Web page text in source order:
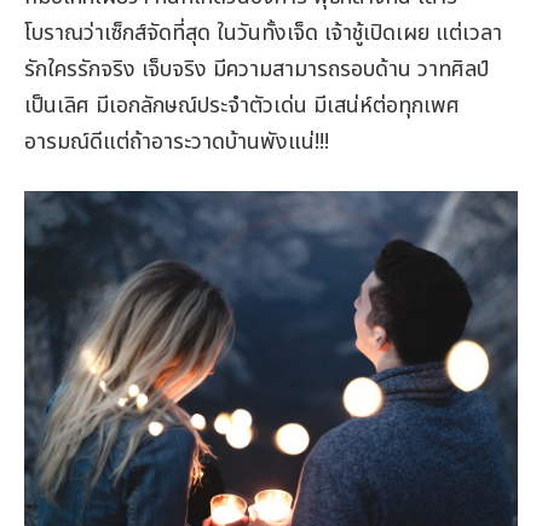
โบราณว่าเซ็กส์จัดที่สุด ในวันทั้งเจ็ด เจ้าชู้เปิดเผย แต่เวลา
รักใครรักจริง เจ็บจริง มีความสามารถรอบด้าน วาทศิลป์
เป็นเลิศ มีเอกลักษณ์ประจำตัวเด่น มีเสน่ห์ต่อทุกเพศ
อารมณ์ดีแต่ถ้าอาระวาดบ้านพังแน่!!!